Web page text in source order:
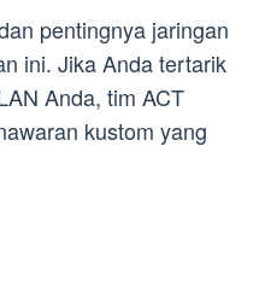
pentingnya jaringan
ini. Jika Anda tertarik
Anda, tim ACT
kustom yang